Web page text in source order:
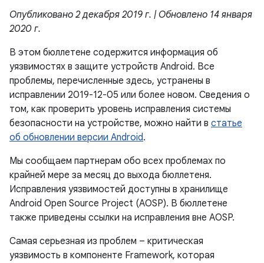
Опубликовано 2 декабря 2019 г. | Обновлено 14 января
2020 г.
В этом бюллетене содержится информация об
уязвимостях в защите устройств Android. Все
проблемы, перечисленные здесь, устранены в
исправлении 2019-12-05 или более новом. Сведения о
том, как проверить уровень исправления системы
безопасности на устройстве, можно найти в статье
об обновлении версии Android.
Мы сообщаем партнерам обо всех проблемах по
крайней мере за месяц до выхода бюллетеня.
Исправления уязвимостей доступны в хранилище
Android Open Source Project (AOSP). В бюллетене
также приведены ссылки на исправления вне AOSP.
Самая серьезная из проблем – критическая
уязвимость в компоненте Framework, которая